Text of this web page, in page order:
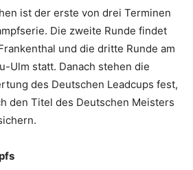
ist der erste von drei Terminen
Die zweite Runde findet
und die dritte Runde am
Ulm statt. Danach stehen die
des Deutschen Leadcups fest,
den Titel des Deutschen Meisters